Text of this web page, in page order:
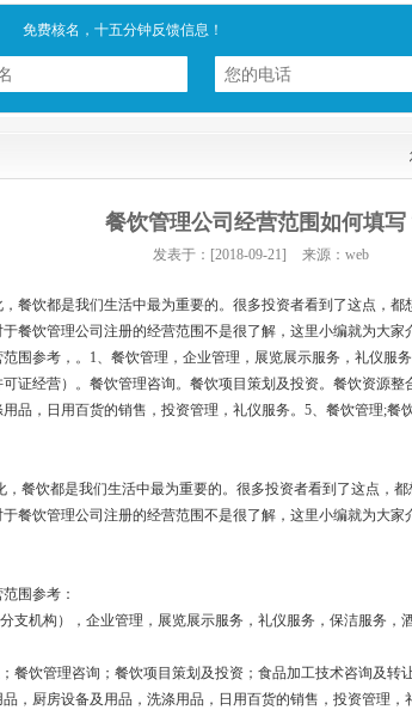
免费核名，十五分钟反馈信息！
餐饮管理公司经营范围如何填写
发表于：[2018-09-21] 来源：web
餐饮都是我们生活中最为重要的。很多投资者看到了这点，都
餐饮管理公司注册的经营范围不是很了解，这里小编就为大
围参考，。1、餐饮管理，企业管理，展览展示服务，礼仪服
可证经营）。餐饮管理咨询。餐饮项目策划及投资。餐饮资源整
品，日用百货的销售，投资管理，礼仪服务。5、餐饮管理;餐
饮都是我们生活中最为重要的。很多投资者看到了这点，都
餐饮管理公司注册的经营范围不是很了解，这里小编就为大
围参考：
机构），企业管理，展览展示服务，礼仪服务，保洁服务，
饮管理咨询；餐饮项目策划及投资；食品加工技术咨询及转
，厨房设备及用品，洗涤用品，日用百货的销售，投资管理，